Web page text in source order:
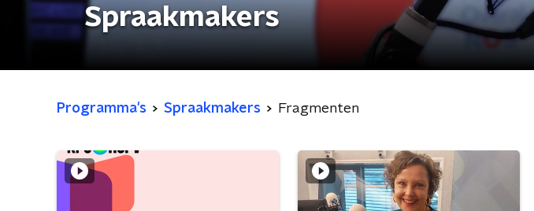
Spraakmakers
Programma's Spraakmakers Fragmenten